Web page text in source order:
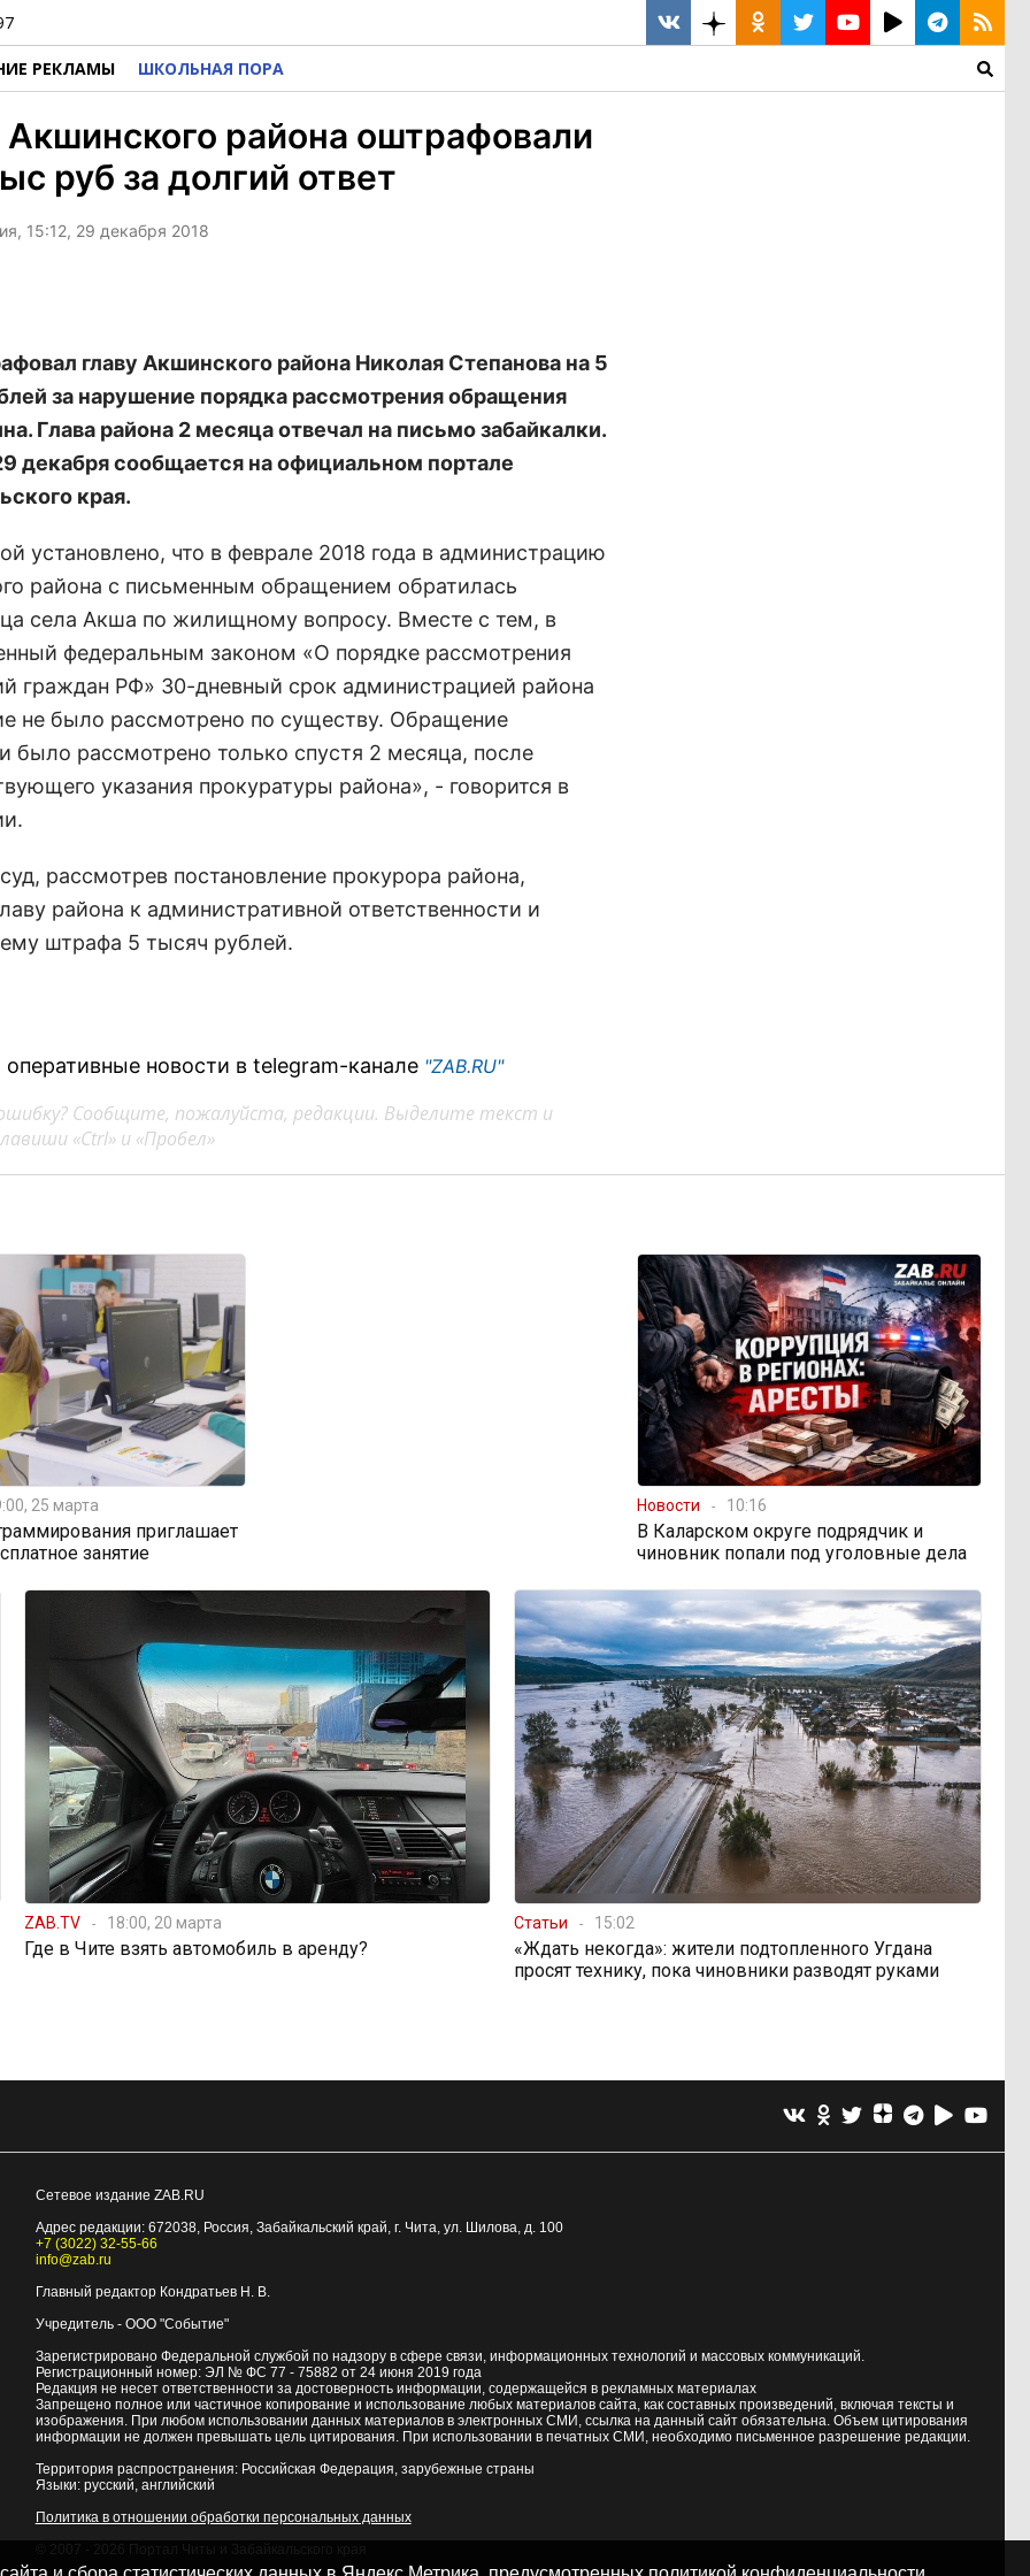
РЕКЛАМЫ ШКОЛЬНАЯ ПОРА
Акшинского района оштрафовали
руб за долгий ответ
15:12, 29 декабря 2018
главу Акшинского района Николая Степанова на 5
за нарушение порядка рассмотрения обращения
Глава района 2 месяца отвечал на письмо забайкалки.
декабря сообщается на официальном портале
края.
установлено, что в феврале 2018 года в администрацию
района с письменным обращением обратилась
села Акша по жилищному вопросу. Вместе с тем, в
федеральным законом «О порядке рассмотрения
граждан РФ» 30-дневный срок администрацией района
не было рассмотрено по существу. Обращение
было рассмотрено только спустя 2 месяца, после
указания прокуратуры района», - говорится в
рассмотрев постановление прокурора района,
района к административной ответственности и
штрафа 5 тысяч рублей.
новости в telegram-канале "ZAB.RU"
Сообщите, пожалуйста, редакции. Выделите текст и
«Ctrl» и «Пробел»
25 марта
приглашает
занятие
Новости 10:16
В Каларском округе подрядчик и
чиновник попали под уголовные дела
ZAB.TV 18:00, 20 марта
Где в Чите взять автомобиль в аренду?
Статьи 15:02
«Ждать некогда»: жители подтопленного Угдана
просят технику, пока чиновники разводят руками
Сетевое издание ZAB.RU
Адрес редакции: 672038, Россия, Забайкальский край, г. Чита, ул. Шилова, д. 100
+7 (3022) 32-55-66
info@zab.ru
Главный редактор Кондратьев Н. В.
Учредитель - ООО "Событие"
Зарегистрировано Федеральной службой по надзору в сфере связи, информационных технологий и массовых коммуникаций.
Регистрационный номер: ЭЛ № ФС 77 - 75882 от 24 июня 2019 года
Редакция не несет ответственности за достоверность информации, содержащейся в рекламных материалах
Запрещено полное или частичное копирование и использование любых материалов сайта, как составных произведений, включая тексты и
изображения. При любом использовании данных материалов в электронных СМИ, ссылка на данный сайт обязательна. Объем цитирования
информации не должен превышать цель цитирования. При использовании в печатных СМИ, необходимо письменное разрешение редакции.
Территория распространения: Российская Федерация, зарубежные страны
Языки: русский, английский
Политика в отношении обработки персональных данных